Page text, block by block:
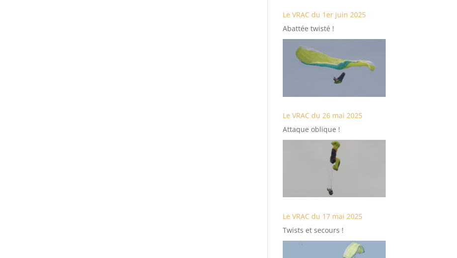
Le VRAC du 1er juin 2025
Abattée twisté !
Le VRAC du 26 mai 2025
Attaque oblique !
Le VRAC du 17 mai 2025
Twists et secours !